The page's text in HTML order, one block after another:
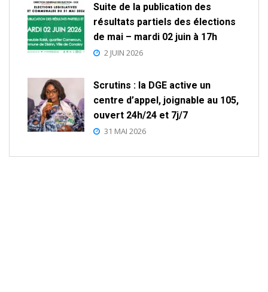
Suite de la publication des
résultats partiels des élections
de mai – mardi 02 juin à 17h
2 JUIN 2026
Scrutins : la DGE active un
centre d’appel, joignable au 105,
ouvert 24h/24 et 7j/7
31 MAI 2026